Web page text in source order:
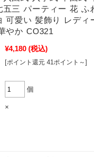
三 パーティー 花 ふ
可愛い 髪飾り レディ
やか CO321
¥4,180 (税込)
[ポイント還元 41ポイント～]
個
×